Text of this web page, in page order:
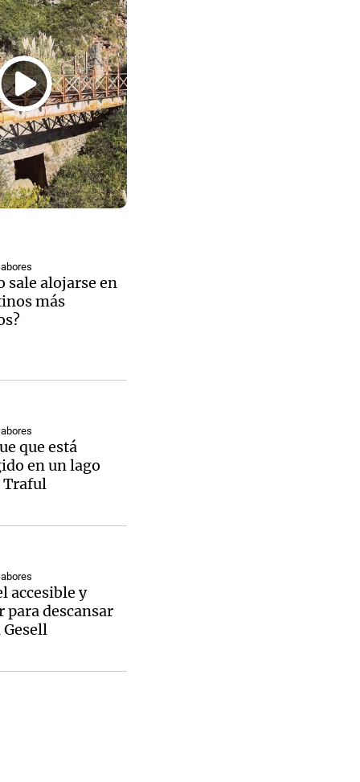
Altas
sale alojarse en
más
que está
en un lago
Traful
accesible y
descansar